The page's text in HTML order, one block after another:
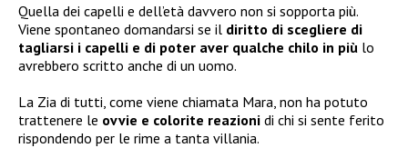
Quella dei capelli e dell’età davvero non si sopporta più.
Viene spontaneo domandarsi se il diritto di scegliere di
tagliarsi i capelli e di poter aver qualche chilo in più lo
avrebbero scritto anche di un uomo.
La Zia di tutti, come viene chiamata Mara, non ha potuto
trattenere le ovvie e colorite reazioni di chi si sente ferito
rispondendo per le rime a tanta villania.